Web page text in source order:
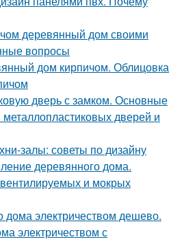
деревянный дом своими
вопросы
дом кирпичом. Облицовка
дверь с замком. Основные
дверей и
залы: советы по дизайну
деревянного дома.
и мокрых
дома электричеством дешево.
электричеством с